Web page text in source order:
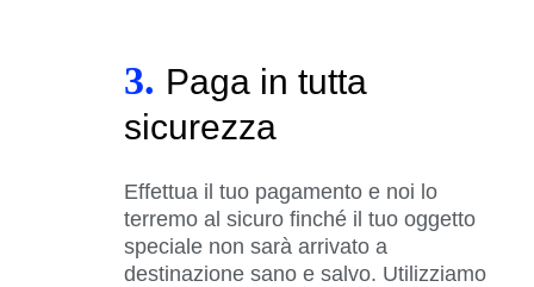
3. Paga in tutta
sicurezza
Effettua il tuo pagamento e noi lo
terremo al sicuro finché il tuo oggetto
speciale non sarà arrivato a
destinazione sano e salvo. Utilizziamo